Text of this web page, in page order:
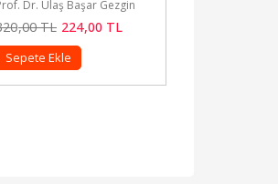
Prof. Dr. Ulaş Başar Gezgin
320,00TL 224,00TL
Sepete Ekle